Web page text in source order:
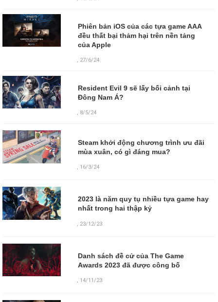
Phiên bản iOS của các tựa game AAA
đều thất bại thảm hại trên nền tảng
của Apple
, 27/6/24
Resident Evil 9 sẽ lấy bối cảnh tại
Đông Nam Á?
, 8/5/24
Steam khởi động chương trình ưu đãi
mùa xuân, có gì đáng mua?
, 16/3/24
2023 là năm quy tụ nhiều tựa game hay
nhất trong hai thập kỷ
23/12/23
Danh sách đề cử của The Game
Awards 2023 đã được công bố
, 14/11/23